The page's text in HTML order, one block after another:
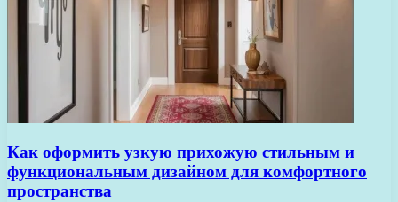
Как оформить узкую прихожую стильным и
функциональным дизайном для комфортного
пространства